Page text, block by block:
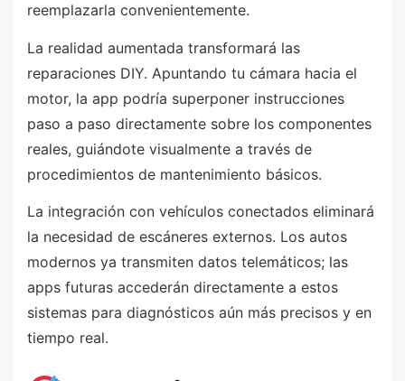
reemplazarla convenientemente.
La realidad aumentada transformará las
reparaciones DIY. Apuntando tu cámara hacia el
motor, la app podría superponer instrucciones
paso a paso directamente sobre los componentes
reales, guiándote visualmente a través de
procedimientos de mantenimiento básicos.
La integración con vehículos conectados eliminará
la necesidad de escáneres externos. Los autos
modernos ya transmiten datos telemáticos; las
apps futuras accederán directamente a estos
sistemas para diagnósticos aún más precisos y en
tiempo real.